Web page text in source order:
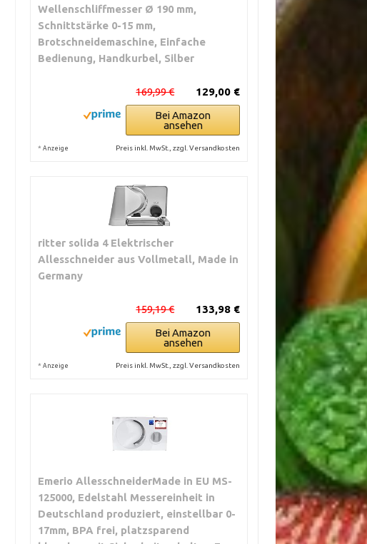
Wellenschliffmesser Ø 190 mm,
Schnittstärke 0-15 mm,
Brotschneidemaschine, Einfache
Bedienung, Handkurbel, Silber
129,00 €
169,99 €
Bei Amazon
ansehen
* Anzeige Preis inkl. MwSt., zzgl. Versandkosten
ritter solida 4 Elektrischer
Allesschneider aus Vollmetall, Made in
Germany
133,98 €
159,19 €
Bei Amazon
ansehen
* Anzeige Preis inkl. MwSt., zzgl. Versandkosten
Emerio AllesschneiderMade in EU MS-
125000, Edelstahl Messereinheit in
Deutschland produziert, einstellbar 0-
17mm, BPA frei, platzsparend